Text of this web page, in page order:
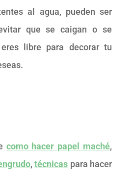
al agua, pueden ser
que se caigan o se
libre para decorar tu
como hacer papel maché,
,técnicas para hacer